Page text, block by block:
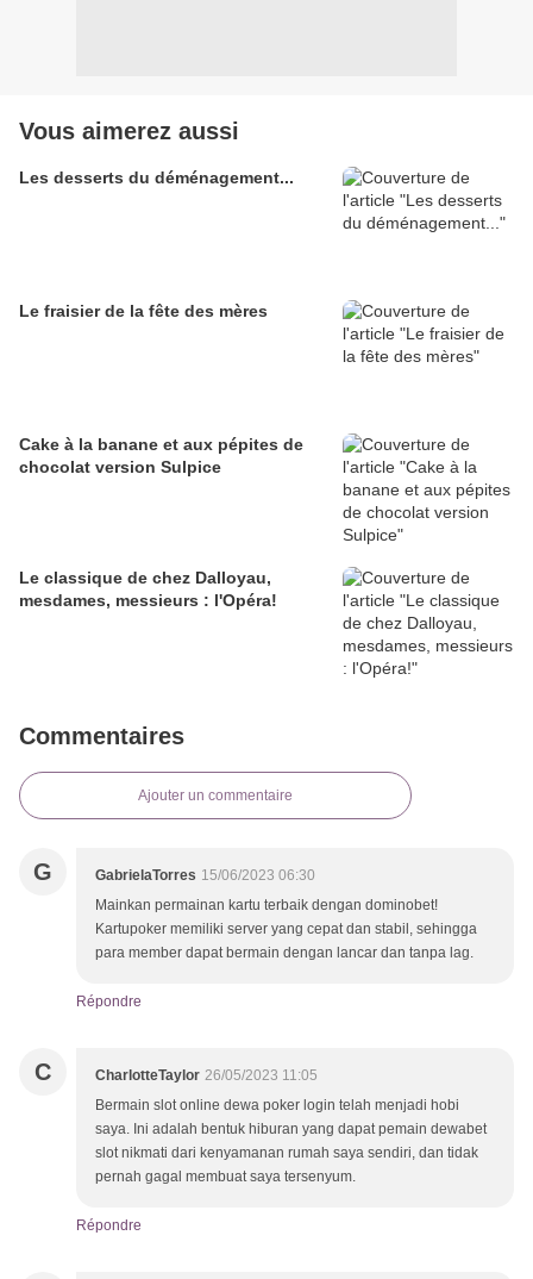
Vous aimerez aussi
Les desserts du déménagement...
Le fraisier de la fête des mères
Cake à la banane et aux pépites de
chocolat version Sulpice
Le classique de chez Dalloyau,
mesdames, messieurs : l'Opéra!
Commentaires
Ajouter un commentaire
G GabrielaTorres 15/06/2023 06:30
Mainkan permainan kartu terbaik dengan dominobet!
Kartupoker memiliki server yang cepat dan stabil, sehingga
para member dapat bermain dengan lancar dan tanpa lag.
Répondre
C CharlotteTaylor 26/05/2023 11:05
Bermain slot online dewa poker login telah menjadi hobi
saya. Ini adalah bentuk hiburan yang dapat pemain dewabet
slot nikmati dari kenyamanan rumah saya sendiri, dan tidak
pernah gagal membuat saya tersenyum.
Répondre